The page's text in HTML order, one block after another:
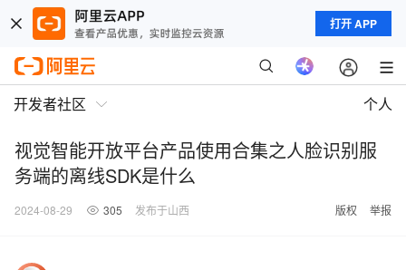
打开 APP
开发者社区 个人
视觉智能开放平台产品使用合集之人脸识别服
务端的离线SDK是什么
2024-08-29 305 发布于山西 版权 举报